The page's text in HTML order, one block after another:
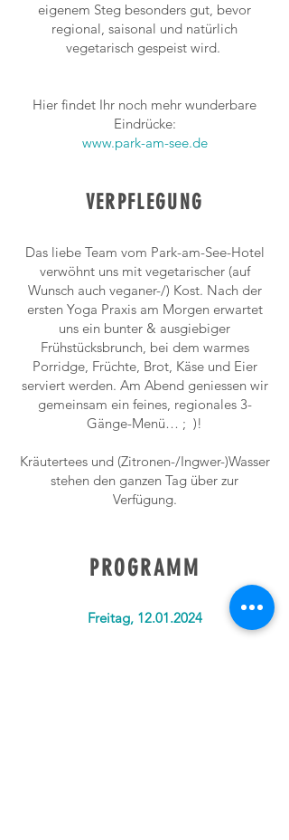
eigenem Steg besonders gut, bevor
regional, saisonal und natürlich
vegetarisch gespeist wird.
Hier findet Ihr noch mehr wunderbare
Eindrücke:
www.park-am-see.de
VERPFLEGUNG
Das liebe Team vom Park-am-See-Hotel
verwöhnt uns mit vegetarischer (auf
Wunsch auch veganer-/) Kost. Nach der
ersten Yoga Praxis am Morgen erwartet
uns ein bunter & ausgiebiger
Frühstücksbrunch, bei dem warmes
Porridge, Früchte, Brot, Käse und Eier
serviert werden. Am Abend geniessen wir
gemeinsam ein feines, regionales 3-
Gänge-Menü… ; )!
Kräutertees und (Zitronen-/Ingwer-)Wasser
stehen den ganzen Tag über zur
Verfügung.
PROGRAMM
Freitag, 12.01.2024